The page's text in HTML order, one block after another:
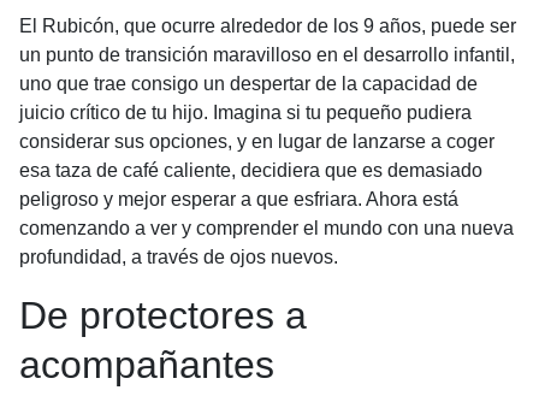
El Rubicón, que ocurre alrededor de los 9 años, puede ser
un punto de transición maravilloso en el desarrollo infantil,
uno que trae consigo un despertar de la capacidad de
juicio crítico de tu hijo. Imagina si tu pequeño pudiera
considerar sus opciones, y en lugar de lanzarse a coger
esa taza de café caliente, decidiera que es demasiado
peligroso y mejor esperar a que esfriara. Ahora está
comenzando a ver y comprender el mundo con una nueva
profundidad, a través de ojos nuevos.
De protectores a
acompañantes